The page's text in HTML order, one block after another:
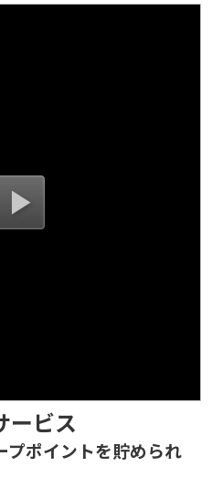
ービス
プポイントを貯められ